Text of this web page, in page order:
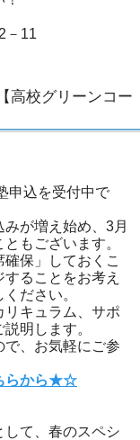
－11
高校グリーンコー
申込を受付中で
が増え始め、3月
もございます。
保」しておくこ
ることをお考え
ださい。
キュラム、サポ
明します。
、お気軽にご参
らから★☆
て、春のスペシ